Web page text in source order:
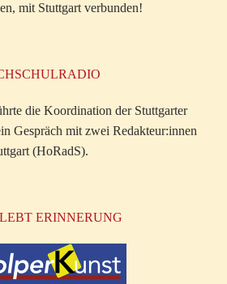
mit Stuttgart verbunden!
die Koordination der Stuttgarter
Gespräch mit zwei Redakteur:innen
(HoRadS).
ERINNERUNG